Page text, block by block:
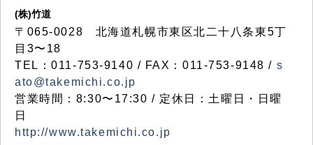
(株)竹道
〒065-0028 北海道札幌市東区北二十八条東5丁
目3〜18
TEL：011-753-9140 / FAX：011-753-9148 / s
ato@takemichi.co.jp
営業時間：8:30〜17:30 / 定休日：土曜日・日曜
日
http://www.takemichi.co.jp